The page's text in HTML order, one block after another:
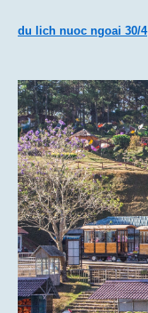
du lich nuoc ngoai 30/4